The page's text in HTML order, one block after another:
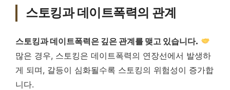
스토킹과 데이트폭력의 관계
스토킹과 데이트폭력은 깊은 관계를 맺고 있습니다.
많은 경우, 스토킹은 데이트폭력의 연장선에서 발생하
게 되며, 갈등이 심화될수록 스토킹의 위험성이 증가합
니다.